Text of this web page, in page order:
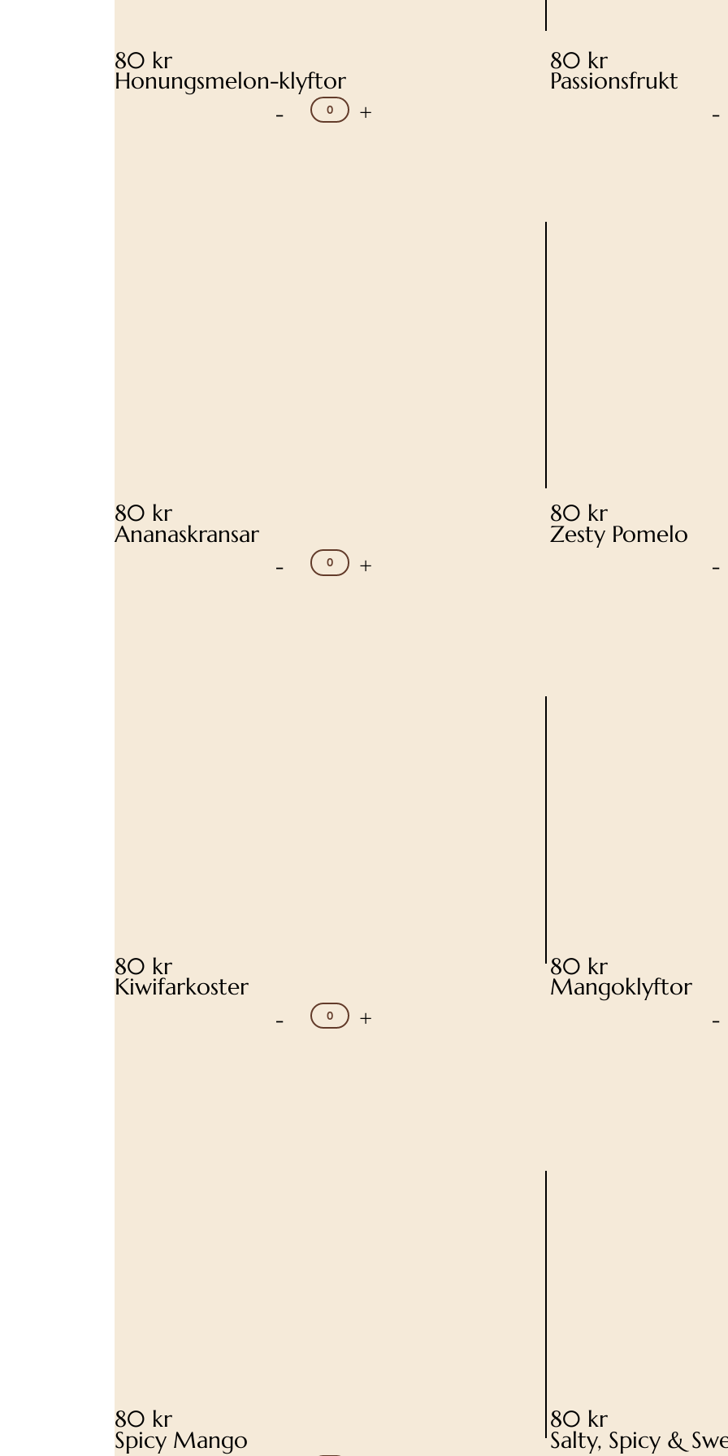
80 kr
Honungsmelon-klyftor
- +
80 kr
Passionsfrukt
-
80 kr
Ananaskransar
- +
80 kr
Zesty Pomelo
-
80 kr
Kiwifarkoster
- +
80 kr
Mangoklyftor
-
80 kr
Spicy Mango
80 kr
Salty, Spicy &